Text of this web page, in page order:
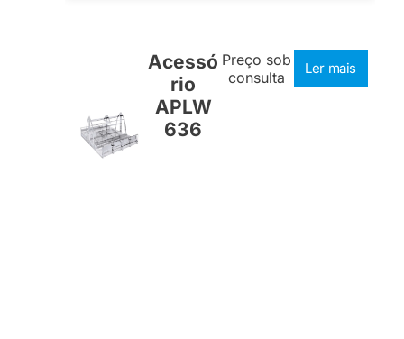
Acessó
rio
APLW
636
Preço sob
consulta
Ler mais